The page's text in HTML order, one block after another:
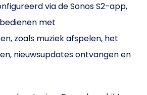
via de Sonos S2-app,
met
zoals muziek afspelen, het
nieuwsupdates ontvangen en